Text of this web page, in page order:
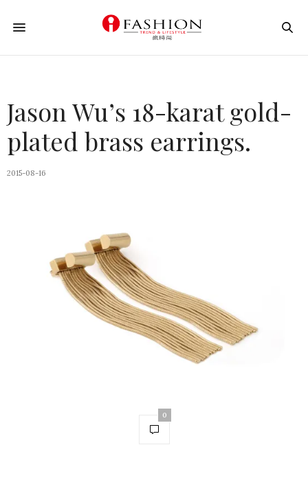
Jason Wu’s 18-karat gold-
plated brass earrings.
2015-08-16
0